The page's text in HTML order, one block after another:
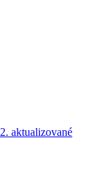
aktualizované